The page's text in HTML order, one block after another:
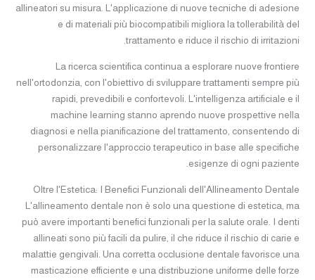
allineatori su misura. L'applicazione di nuove tecniche di adesione
e di materiali più biocompatibili migliora la tollerabilità del
trattamento e riduce il rischio di irritazioni.
La ricerca scientifica continua a esplorare nuove frontiere
nell'ortodonzia, con l'obiettivo di sviluppare trattamenti sempre più
rapidi, prevedibili e confortevoli. L'intelligenza artificiale e il
machine learning stanno aprendo nuove prospettive nella
diagnosi e nella pianificazione del trattamento, consentendo di
personalizzare l'approccio terapeutico in base alle specifiche
esigenze di ogni paziente.
Oltre l'Estetica: I Benefici Funzionali dell'Allineamento Dentale
L'allineamento dentale non è solo una questione di estetica, ma
può avere importanti benefici funzionali per la salute orale. I denti
allineati sono più facili da pulire, il che riduce il rischio di carie e
malattie gengivali. Una corretta occlusione dentale favorisce una
masticazione efficiente e una distribuzione uniforme delle forze